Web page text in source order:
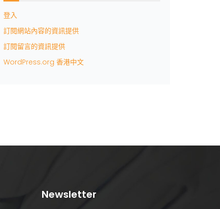
登入
訂閱網站內容的資訊提供
訂閱留言的資訊提供
WordPress.org 香港中文
Newsletter